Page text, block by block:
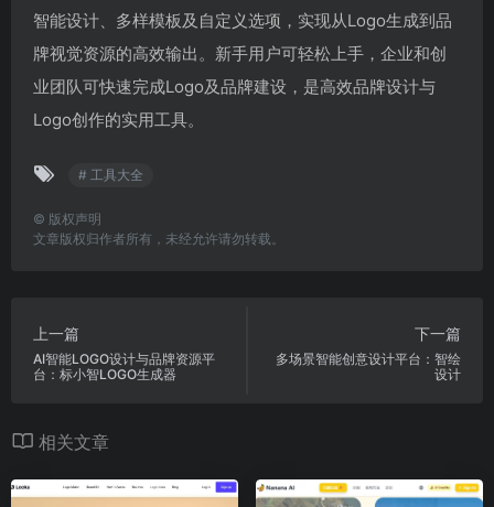
智能设计、多样模板及自定义选项，实现从Logo生成到品
牌视觉资源的高效输出。新手用户可轻松上手，企业和创
业团队可快速完成Logo及品牌建设，是高效品牌设计与
Logo创作的实用工具。
# 工具大全
© 版权声明
文章版权归作者所有，未经允许请勿转载。
上一篇
AI智能LOGO设计与品牌资源平
台：标小智LOGO生成器
下一篇
多场景智能创意设计平台：智绘
设计
相关文章